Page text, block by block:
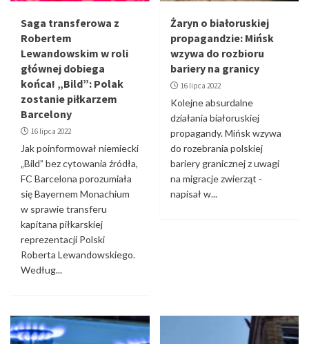
Czy szykowany jest zamach na Pétera
Magyara? Ślady prowadzą z Mińska i
Moskwy do węgierskiej dyplomacji
Kraj Trendy WOJNA W UKRAINIE
Rosja uszkodziła polską ambasadę w
Kijowie. MSZ reaguje. „Sprzeczne z
Opinie Trendy WOJNA W UKRAINIE
Energia jako broń: słowacki premier Fico
zagraża stabilności regionu
Świat Trendy
Paryż zmienił plan wizyty Zełenskiego i
Drastyczny wzrost zachorowań na krztusiec
tuż za naszą granicą. Najwyższa liczba
Saga transferowa z
Robertem
Lewandowskim w roli
głównej dobiega
końca! „Bild”: Polak
zostanie piłkarzem
Barcelony
16 lipca 2022
Jak poinformował niemiecki
„Bild” bez cytowania źródła,
FC Barcelona porozumiała
się Bayernem Monachium
w sprawie transferu
kapitana piłkarskiej
reprezentacji Polski
Roberta Lewandowskiego.
Według...
Żaryn o białoruskiej
propagandzie: Mińsk
wzywa do rozbioru
bariery na granicy
16 lipca 2022
Kolejne absurdalne
działania białoruskiej
propagandy. Mińsk wzywa
do rozebrania polskiej
bariery granicznej z uwagi
na migracje zwierząt -
napisał w...